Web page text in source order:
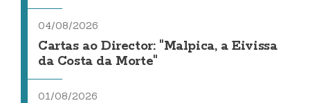
04/08/2026
Cartas ao Director: "Malpica, a Eivissa
da Costa da Morte"
01/08/2026